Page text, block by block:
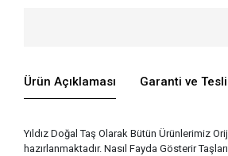
Ürün Açıklaması Garanti ve
Yıldız Doğal Taş Olarak Bütün Ürünlerimiz
hazırlanmaktadır. Nasıl Fayda Gösterir